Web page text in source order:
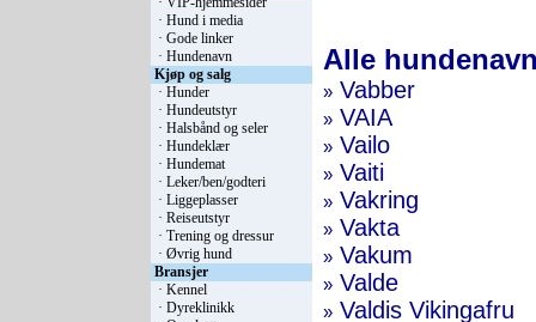
· Hund i media
· Gode linker
· Hundenavn
Kjøp og salg
· Hunder
· Hundeutstyr
· Halsbånd og seler
· Hundeklær
· Hundemat
· Leker/ben/godteri
· Liggeplasser
· Reiseutstyr
· Trening og dressur
· Øvrig hund
Bransjer
· Kennel
· Dyreklinikk
Alle
» Vabber
» VAIA
» Vailo
» Vaiti
» Vakring
» Vakta
» Vakum
» Valde
» Valdis Vikingafru